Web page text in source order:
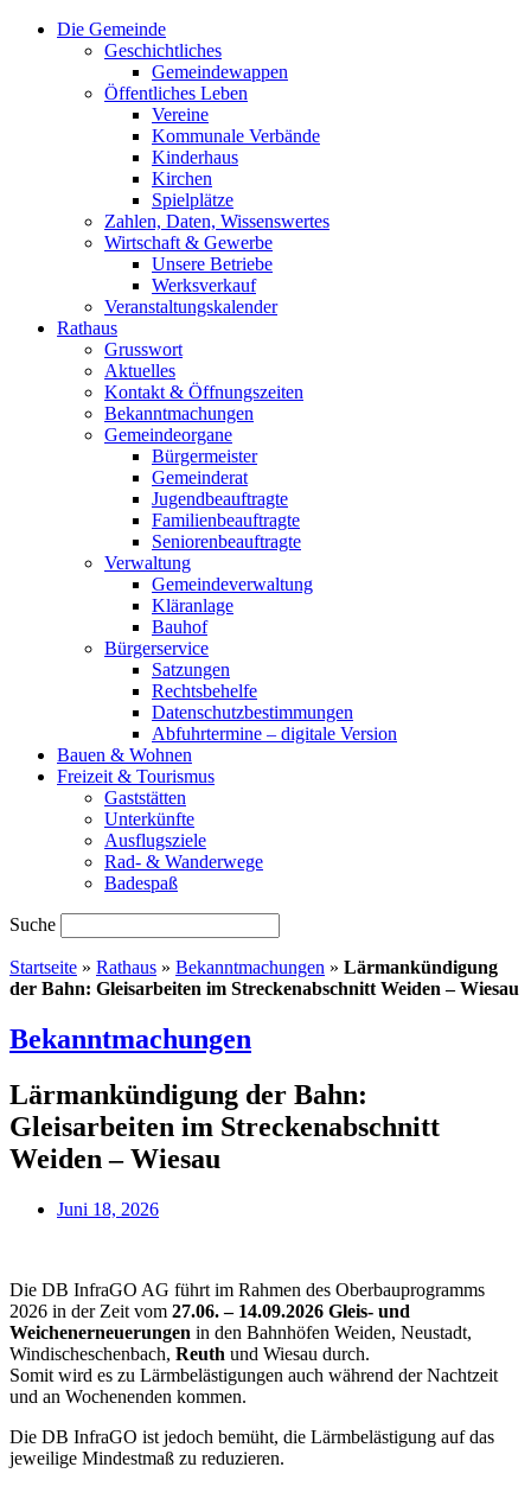
Die Gemeinde
Geschichtliches
Gemeindewappen
Öffentliches Leben
Vereine
Kommunale Verbände
Kinderhaus
Kirchen
Spielplätze
Zahlen, Daten, Wissenswertes
Wirtschaft & Gewerbe
Unsere Betriebe
Werksverkauf
Veranstaltungskalender
Rathaus
Grusswort
Aktuelles
Kontakt & Öffnungszeiten
Bekanntmachungen
Gemeindeorgane
Bürgermeister
Gemeinderat
Jugendbeauftragte
Familienbeauftragte
Seniorenbeauftragte
Verwaltung
Gemeindeverwaltung
Kläranlage
Bauhof
Bürgerservice
Satzungen
Rechtsbehelfe
Datenschutzbestimmungen
Abfuhrtermine – digitale Version
Bauen & Wohnen
Freizeit & Tourismus
Gaststätten
Unterkünfte
Ausflugsziele
Rad- & Wanderwege
Badespaß
Suche
Startseite » Rathaus » Bekanntmachungen » Lärmankündigung
der Bahn: Gleisarbeiten im Streckenabschnitt Weiden – Wiesau
Bekanntmachungen
Lärmankündigung der Bahn:
Gleisarbeiten im Streckenabschnitt
Weiden – Wiesau
Juni 18, 2026
Die DB InfraGO AG führt im Rahmen des Oberbauprogramms
2026 in der Zeit vom 27.06. – 14.09.2026 Gleis- und
Weichenerneuerungen in den Bahnhöfen Weiden, Neustadt,
Windischeschenbach, Reuth und Wiesau durch.
Somit wird es zu Lärmbelästigungen auch während der Nachtzeit
und an Wochenenden kommen.
Die DB InfraGO ist jedoch bemüht, die Lärmbelästigung auf das
jeweilige Mindestmaß zu reduzieren.